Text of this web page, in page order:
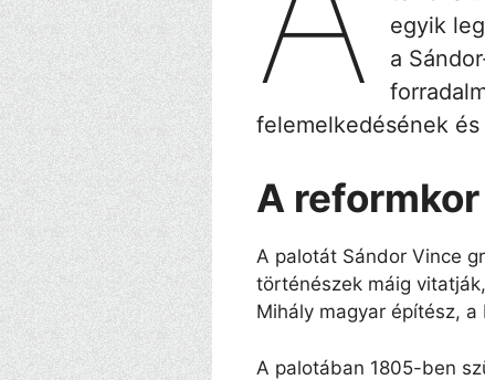
egyik
a
felemelkedésének
A
A palotát Sándor Vince
történészek máig
Mihály magyar építész,
A palotában 1805-ben